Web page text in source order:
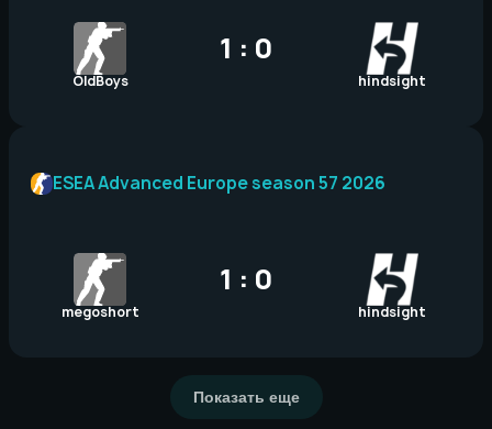
OldBoys
1 : 0
hindsight
megoshort
1 : 0
hindsight
ESEA Advanced Europe season 57 2026
Показать еще